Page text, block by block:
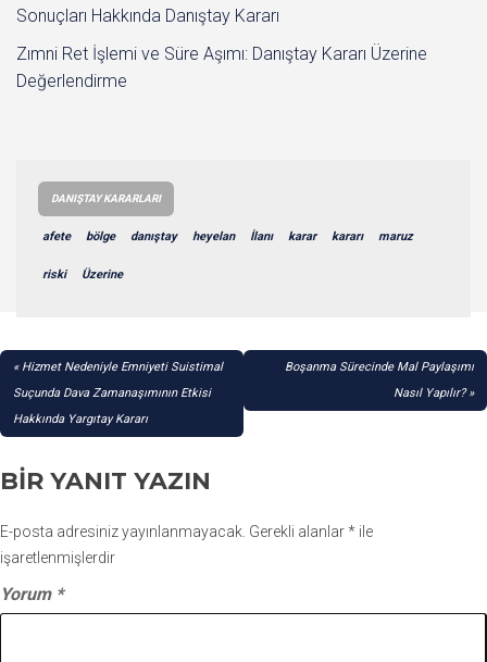
Sonuçları Hakkında Danıştay Kararı
Zımni Ret İşlemi ve Süre Aşımı: Danıştay Kararı Üzerine
Değerlendirme
DANIŞTAY KARARLARI
afete bölge danıştay heyelan İlanı karar kararı maruz
riski Üzerine
YAZI
GEZINMESI
Hizmet Nedeniyle Emniyeti Suistimal
Suçunda Dava Zamanaşımının Etkisi
Hakkında Yargıtay Kararı
Boşanma Sürecinde Mal Paylaşımı
Nasıl Yapılır?
BIR YANIT YAZIN
E-posta adresiniz yayınlanmayacak. Gerekli alanlar* ile
işaretlenmişlerdir
Yorum *